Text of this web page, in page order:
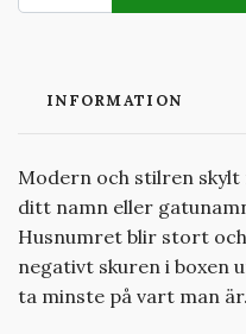
INFORMATION
Modern och stilren
ditt namn eller
Husnumret blir stort
negativt skuren i boxen
ta minste på vart man är.